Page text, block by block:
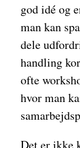
god idé og
man kan
dele
handling
ofte
hvor man
Det er ikke